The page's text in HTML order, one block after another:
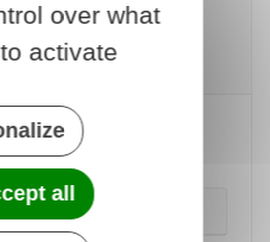
est valable la
aux lieux
dépend de votre
over what
activate
all